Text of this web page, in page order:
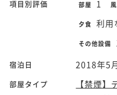
項目別評価 部屋 1
夕食 利用
その他設備
宿泊日 2018年5
部屋タイプ
【禁煙